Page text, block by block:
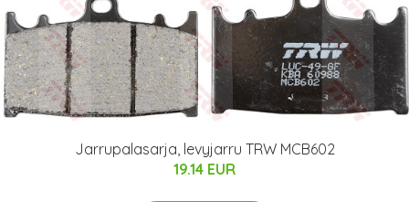
Jarrupalasarja, levyjarru TRW MCB602
19.14 EUR